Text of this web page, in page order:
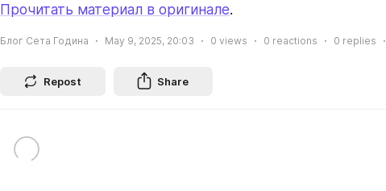
Прочитать материал в оригинале.
Блог Сета Година May 9, 2025, 20:03 0 views 0 reactions 0 replies
Repost Share